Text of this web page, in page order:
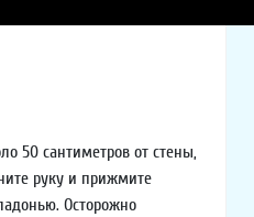
50 сантиметров от стены,
руку и прижмите
Осторожно